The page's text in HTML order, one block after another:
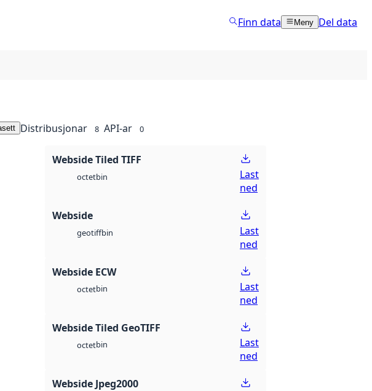
Finn data Meny Del data
Distribusjonar 8 API-ar 0
Webside Tiled TIFF
octetbin
Last
ned
Webside
geotiffbin
Last
ned
Webside ECW
octetbin
Last
ned
Webside Tiled GeoTIFF
octetbin
Last
ned
Webside Jpeg2000